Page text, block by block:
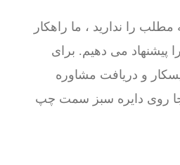
را ندارید ، ما راهکار
پیشنهاد می دهیم. برای
و دریافت مشاوره
روی دایره سبز سمت چپ